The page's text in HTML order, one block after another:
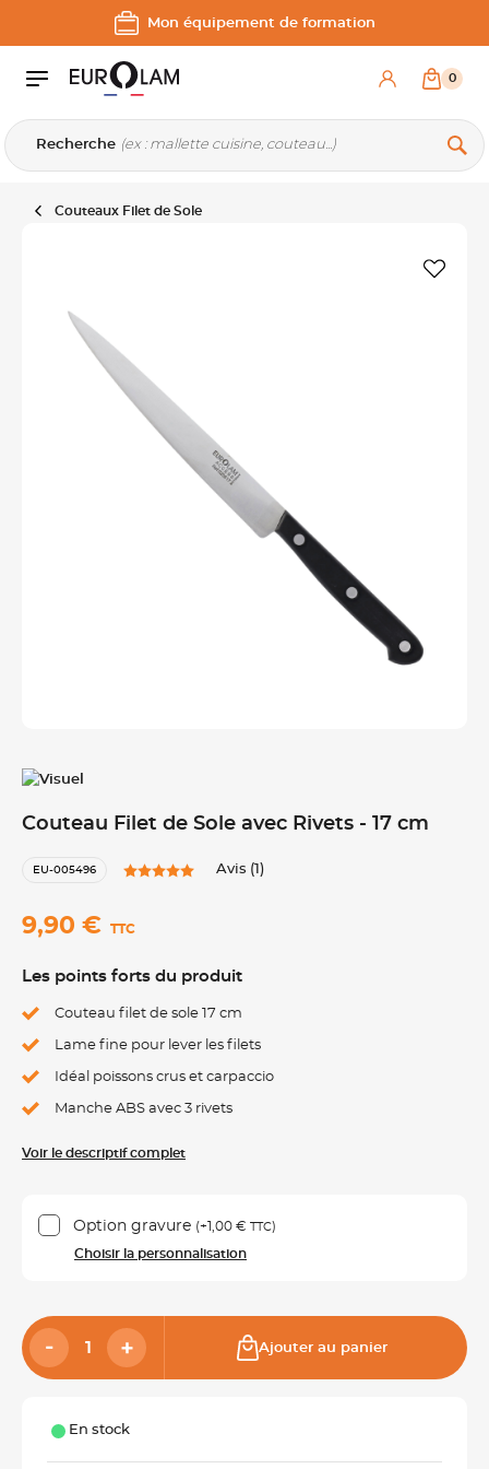
Aller au contenu
Aller à la navigation principale
Mon équipement de formation
Recherche
0
Couteaux Filet de Sole
Couteau Filet de Sole avec Rivets - 17 cm
EU-005496 Avis (1)
9,90 € TTC
Les points forts du produit
Couteau filet de sole 17 cm
Lame fine pour lever les filets
Idéal poissons crus et carpaccio
Manche ABS avec 3 rivets
Voir le descriptif complet
Option gravure (+1,00 € TTC)
Choisir la personnalisation
Ajouter au panier
En stock